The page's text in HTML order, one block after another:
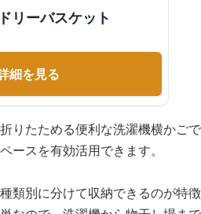
リーバスケット
細を見る
りたためる便利な洗濯機横かごで
ースを有効活用できます。
類別に分けて収納できるのが特徴